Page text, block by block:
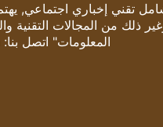
تقني إخباري اجتماعي,
ذلك من المجالات التقنية
المعلومات" اتصل بنا: